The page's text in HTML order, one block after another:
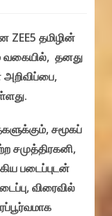
ZEE5 தமிழின்
வகையில், தனது
சமூகப்
சமுத்திரகனி,
படைப்புடன்
விரைவில்